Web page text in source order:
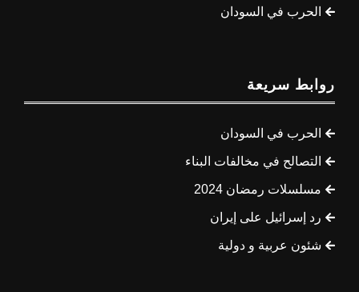
الحرب في السودان
روابط سريعة
الحرب في السودان
التصالح في مخالفات البناء
مسلسلات رمضان 2024
رد إسرائيل على إيران
شئون عربية و دولية